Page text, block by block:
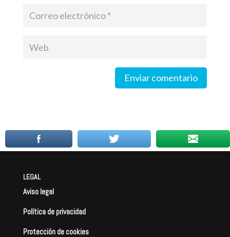
Enviar comentario
LEGAL
Aviso legal
Política de privacidad
Protección de cookies